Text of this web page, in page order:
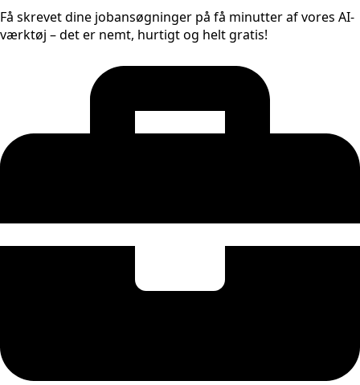
Få skrevet dine jobansøgninger på få minutter af vores AI-
værktøj – det er nemt, hurtigt og helt gratis!